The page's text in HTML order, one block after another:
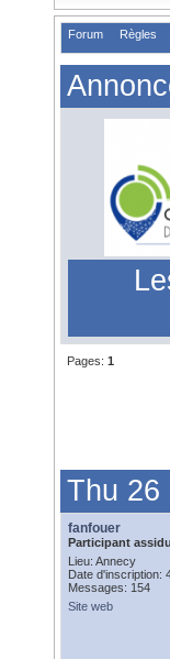
Forum Règles
Pages: 1
Thu 26
fanfouer
Participant assidu
Lieu: Annecy
Date d'inscription:
Messages: 154
Site web